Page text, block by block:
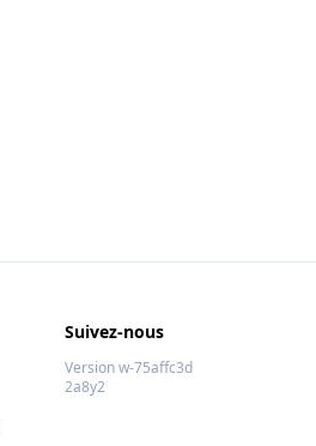
Suivez-nous
Version w-75affc3d
2a8y2